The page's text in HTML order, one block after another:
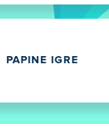
PAPINE IGRE